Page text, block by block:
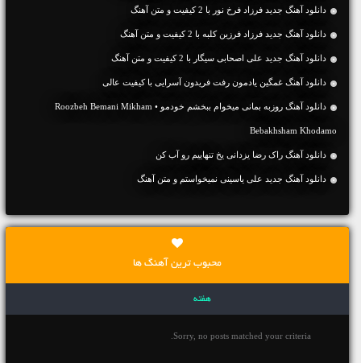
دانلود آهنگ جديد فرزاد فرخ نور با 2 کیفیت و متن آهنگ
دانلود آهنگ جديد فرزاد فرزین کلبه با 2 کیفیت و متن آهنگ
دانلود آهنگ جديد علی اصحابی سیگار با 2 کیفیت و متن آهنگ
دانلود آهنگ غمگین یادمون رفت فریدون آسرایی با کیفیت عالی
دانلود آهنگ روزبه بمانی میخوام ببخشم خودمو • Roozbeh Bemani Mikham
Bebakhsham Khodamo
دانلود آهنگ راک رضا یزدانی یخ تنهاییم رو آب کن
دانلود آهنگ جديد علی یاسینی نمیخواستم و متن آهنگ
محبوب ترین آهنگ ها
هفته
Sorry, no posts matched your criteria.